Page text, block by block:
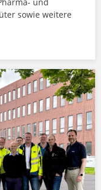
und
sowie weitere